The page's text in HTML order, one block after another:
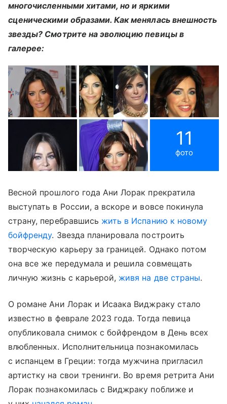
многочисленными хитами, но и яркими
сценическими образами. Как менялась внешность
звезды? Смотрите на эволюцию певицы в
галерее:
11
фото
Весной прошлого года Ани Лорак прекратила
выступать в России, а вскоре и вовсе покинула
страну, перебравшись жить в Испанию к новому
бойфренду. Звезда планировала построить
творческую карьеру за границей. Однако потом
она все же передумала и решила совмещать
личную жизнь с карьерой, живя на две страны.
О романе Ани Лорак и Исаака Виджраку стало
известно в феврале 2023 года. Тогда певица
опубликовала снимок с бойфрендом в День всех
влюбленных. Исполнительница познакомилась
с испанцем в Греции: тогда мужчина пригласил
артистку на свои тренинги. Во время ретрита Ани
Лорак познакомилась с Виджраку поближе и